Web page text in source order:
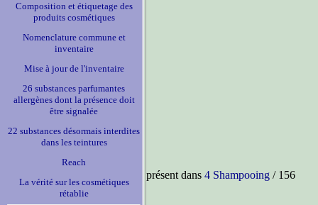
Composition et étiquetage des
produits cosmétiques
Nomenclature commune et
inventaire
Mise à jour de l'inventaire
26 substances parfumantes
allergènes dont la présence doit
être signalée
22 substances désormais interdites
dans les teintures
Reach
La vérité sur les cosmétiques
rétablie
présent dans 4 Shampooing / 156